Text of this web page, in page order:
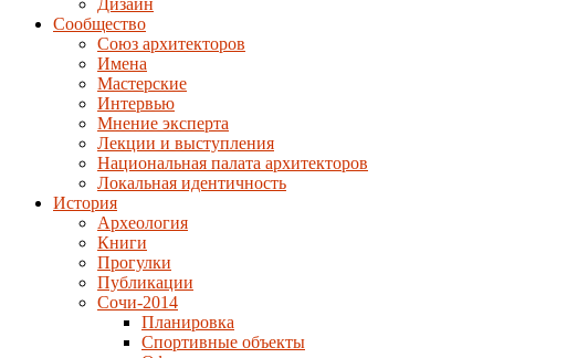
Дизайн
Сообщество
Союз архитекторов
Имена
Мастерские
Интервью
Мнение эксперта
Лекции и выступления
Национальная палата архитекторов
Локальная идентичность
История
Археология
Книги
Прогулки
Публикации
Сочи-2014
Планировка
Спортивные объекты